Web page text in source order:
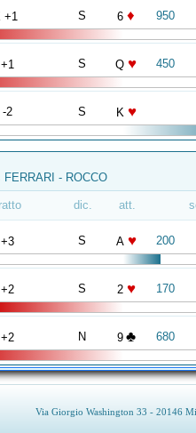
+1 S 6 ♦ 950
+1 S Q ♥ 450
-2 S K ♥
FERRARI - ROCCO
dic. att.
+3 S A ♥ 200
+2 S 2 ♥ 170
+2 N 9 ♣ 680
Via Giorgio Washington 33 - 20146